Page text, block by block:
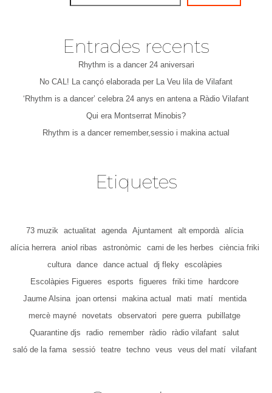
Entrades recents
Rhythm is a dancer 24 aniversari
No CAL! La cançó elaborada per La Veu lila de Vilafant
‘Rhythm is a dancer’ celebra 24 anys en antena a Ràdio Vilafant
Qui era Montserrat Minobis?
Rhythm is a dancer remember,sessio i makina actual
Etiquetes
73 muzik actualitat agenda Ajuntament alt empordà
alícia
alícia herrera
aniol ribas astronòmic cami de les herbes
ciència friki
cultura
dance dance actual dj fleky
escolàpies
Escolàpies Figueres
esports figueres friki time
hardcore
Jaume Alsina
joan ortensi makina actual mati matí
mentida
mercè mayné
novetats observatori pere guerra pubillatge
Quarantine djs
radio remember ràdio ràdio vilafant salut
saló de la fama
sessió teatre techno veus veus del matí vilafant